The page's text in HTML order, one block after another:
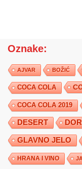
Oznake:
AJVAR BOŽIĆ
COCA COLA
COCA COLA 2019
DESERT
GLAVNO JELO
HRANA I VINO